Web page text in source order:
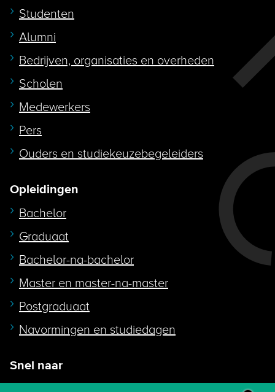
Studenten
Alumni
Bedrijven, organisaties en overheden
Scholen
Medewerkers
Pers
Ouders en studiekeuzebegeleiders
Opleidingen
Bachelor
Graduaat
Bachelor-na-bachelor
Master en master-na-master
Postgraduaat
Navormingen en studiedagen
Snel naar